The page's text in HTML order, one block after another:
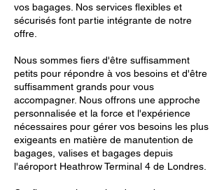
vos bagages. Nos services flexibles et
sécurisés font partie intégrante de notre
offre.
Nous sommes fiers d'être suffisamment
petits pour répondre à vos besoins et d'être
suffisamment grands pour vous
accompagner. Nous offrons une approche
personnalisée et la force et l'expérience
nécessaires pour gérer vos besoins les plus
exigeants en matière de manutention de
bagages, valises et bagages depuis
l'aéroport Heathrow Terminal 4 de Londres.